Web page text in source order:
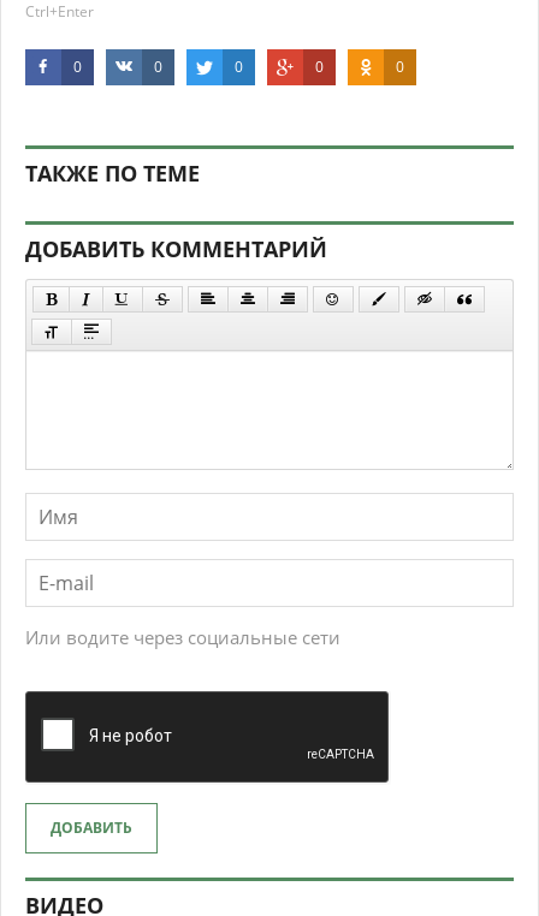
Ctrl+Enter
0 0 0 0 0
ТАКЖЕ ПО ТЕМЕ
ДОБАВИТЬ КОММЕНТАРИЙ
Или водите через социальные сети
ДОБАВИТЬ
ВИДЕО